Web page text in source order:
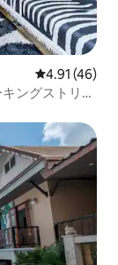
レビュー46
4.91 (46)
ングストリー